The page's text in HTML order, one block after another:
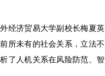
经济贸易大学副校长梅夏英
所未有的社会关系，立法不
了人机关系在风险防范、智